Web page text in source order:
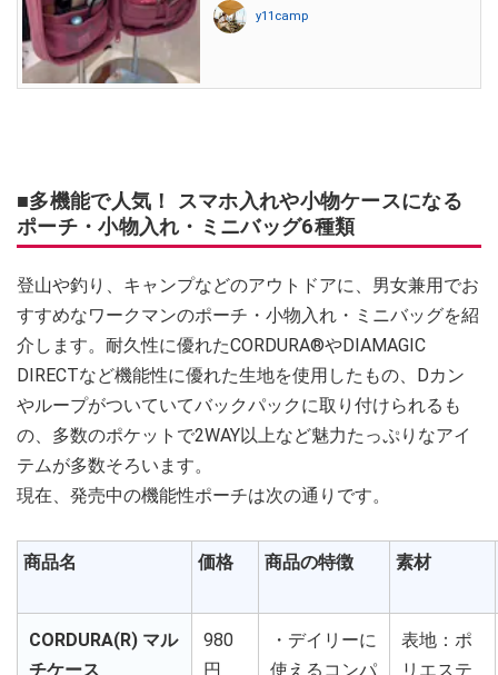
y11camp
■多機能で人気！ スマホ入れや小物ケースになる
ポーチ・小物入れ・ミニバッグ6種類
登山や釣り、キャンプなどのアウトドアに、男女兼用でお
すすめなワークマンのポーチ・小物入れ・ミニバッグを紹
介します。耐久性に優れたCORDURA®やDIAMAGIC
DIRECTなど機能性に優れた生地を使用したもの、Dカン
やループがついていてバックパックに取り付けられるも
の、多数のポケットで2WAY以上など魅力たっぷりなアイ
テムが多数そろいます。
現在、発売中の機能性ポーチは次の通りです。
商品名 価格 商品の特徴 素材
CORDURA(R) マル
チケース
980
円
・デイリーに
使えるコンパ
表地：ポ
リエステ